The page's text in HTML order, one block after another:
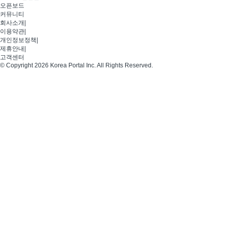
오픈보드
커뮤니티
회사소개
이용약관
개인정보정책
제휴안내
고객센터
© Copyright 2026 Korea Portal Inc. All Rights Reserved.